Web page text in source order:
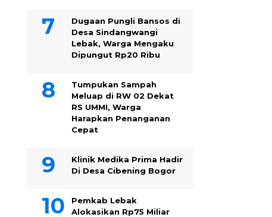
Dugaan Pungli Bansos di
Desa Sindangwangi
Lebak, Warga Mengaku
Dipungut Rp20 Ribu
Tumpukan Sampah
Meluap di RW 02 Dekat
RS UMMI, Warga
Harapkan Penanganan
Cepat
Klinik Medika Prima Hadir
Di Desa Cibening Bogor
Pemkab Lebak
Alokasikan Rp75 Miliar